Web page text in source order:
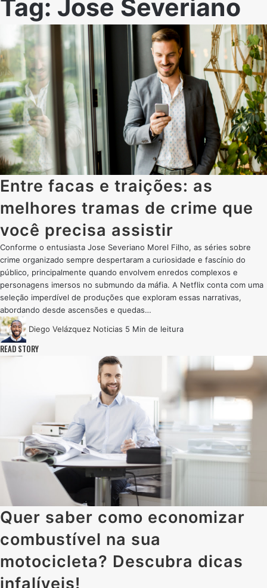
Tag: Jose Severiano
Entre facas e traições: as
melhores tramas de crime que
você precisa assistir
Conforme o entusiasta Jose Severiano Morel Filho, as séries sobre
crime organizado sempre despertaram a curiosidade e fascínio do
público, principalmente quando envolvem enredos complexos e
personagens imersos no submundo da máfia. A Netflix conta com uma
seleção imperdível de produções que exploram essas narrativas,
abordando desde ascensões e quedas…
Diego Velázquez Noticias 5 Min de leitura
READ STORY
Quer saber como economizar
combustível na sua
motocicleta? Descubra dicas
infalíveis!